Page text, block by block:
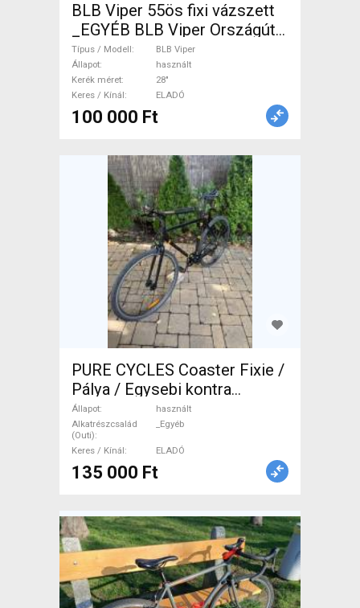
BLB Viper 55ös fixi vázszett
_EGYÉB BLB Viper Országúti
/ Gravel / Triatlon Alkatrész,
Országúti / Gravel / Váz
/Vázszett / Villa alu karbon
28" használt ELADÓ
Típus / Modell
BLB Viper
Állapot
használt
Kerék méret
28"
Keres / Kínál
ELADÓ
100 000 Ft
PURE CYCLES Coaster Fixie /
Pálya / Egysebi kontra
használt ELADÓ
Állapot
használt
Alkatrészcsalád
(Outi)
_Egyéb
Keres / Kínál ELADÓ
135 000 Ft